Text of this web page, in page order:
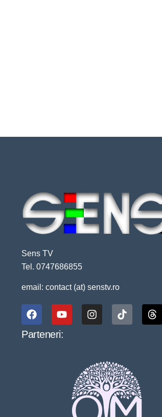
Sens TV
Tel. 0747686855
email: contact (at) senstv.ro
Parteneri: